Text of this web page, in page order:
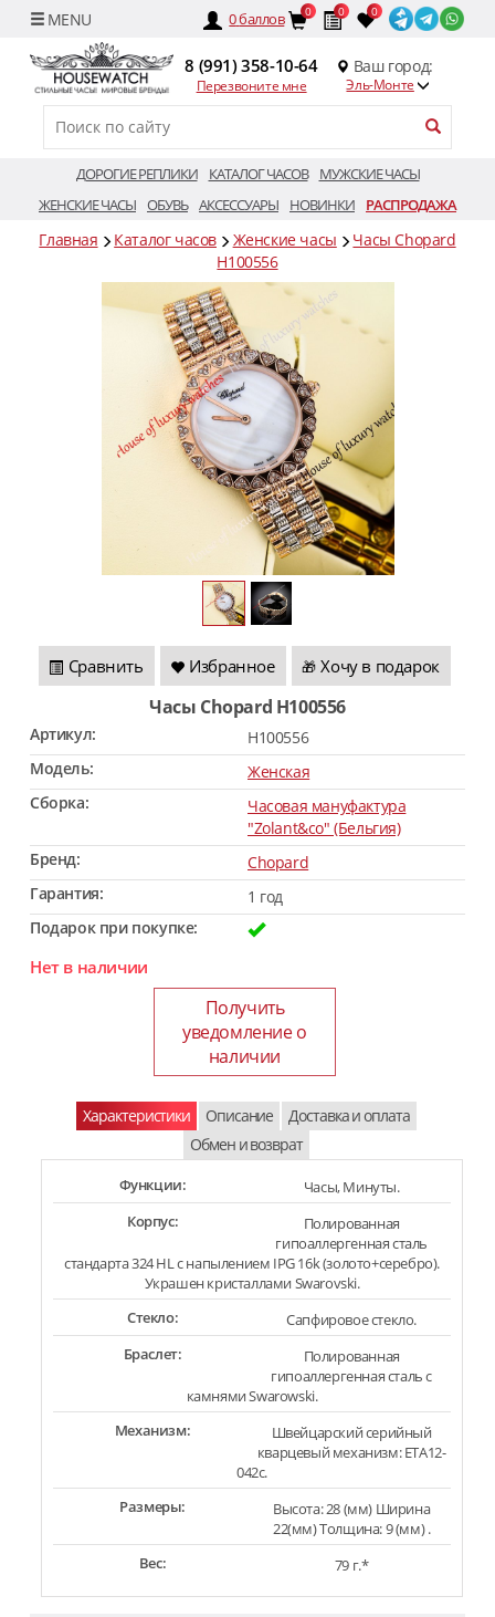
0баллов 0 0 0
8 (991) 358-10-64
Перезвоните мне
Ваш город:
Эль-Монте
ДОРОГИЕ РЕПЛИКИ КАТАЛОГ ЧАСОВ
МУЖСКИЕ ЧАСЫ
ЖЕНСКИЕ ЧАСЫ ОБУВЬ АКСЕССУАРЫ НОВИНКИ РАСПРОДАЖА
Главная Каталог часов Женские часы
Часы Chopard
H100556
Сравнить Избранное 🎁 Хочу в подарок
Часы Chopard H100556
Артикул:
H100556
Модель:
Женская
Сборка:
Часовая мануфактура
"Zolant&co" (Бельгия)
Бренд:
Chopard
Гарантия:
1 год
Подарок при покупке:
Нет в наличии
Получить
уведомление о
наличии
Характеристики Описание
Доставка и оплата
Обмен и возврат
Функции:
Часы, Минуты.
Корпус:
Полированная
гипоаллергенная сталь
стандарта 324 HL с напылением IPG 16k (золото+серебро).
Украшен кристаллами Swarovski.
Стекло:
Сапфировое стекло.
Браслет:
Полированная
гипоаллергенная сталь с
камнями Swarowski.
Механизм:
Швейцарский серийный
кварцевый механизм: ETA12-
042c.
Размеры:
Высота: 28 (мм) Ширина
22(мм) Толщина: 9 (мм) .
Вес:
79 г.*